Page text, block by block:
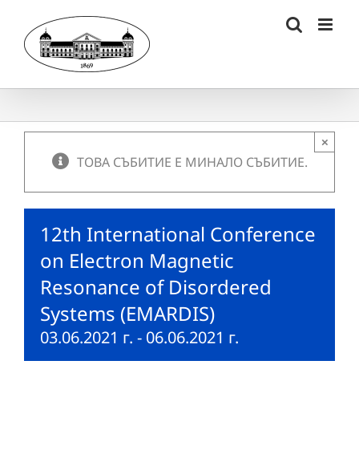
content
ТОВА СЪБИТИЕ Е МИНАЛО СЪБИТИЕ.
×
12th International Conference
on Electron Magnetic
Resonance of Disordered
Systems (EMARDIS)
03.06.2021 г. - 06.06.2021 г.